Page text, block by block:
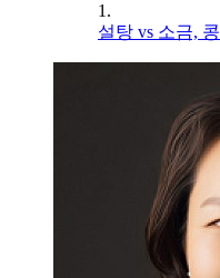
1.
설탕 vs 소금,